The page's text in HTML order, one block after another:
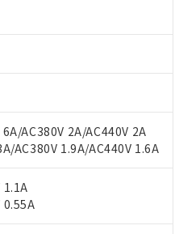
AC380V 2A/AC440V 2A
AC380V 1.9A/AC440V 1.6A
1.1A
0.55A
ださい。
社在庫状況および標準価格(
スの対象外となる商品もある
いる更新日時点での社内デー
び標準価格とは異なる場合が
引先、またはお客様担当のオ
非対応の商品で、対応品を出
対応状況を調査中または確認
無と関係のない商品です。
、含有品と判明した場合な
100ppm以下、
以下、ポリ臭化ジフェニルエ
下、フタル酸ブチルベンジル（BBP）
以下
目は除く。
がないことを確認しています。
下であることを示します。
超えていることを示します。
ください。
、
、 PBDEs(ポリ臭化ジフェニル
) : 1000ppm、 BBP(フタル酸ブチルベ
び外国貿易法に定める商品（
本国政府の輸出許可(または
器、生物兵器またはその他武